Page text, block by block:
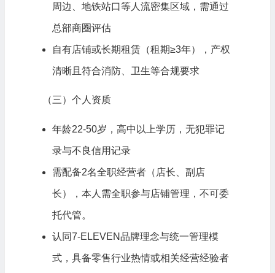
周边、地铁站口等人流密集区域，需通过
总部商圈评估
自有店铺或长期租赁（租期≥3年），产权
清晰且符合消防、卫生等合规要求
（三）个人资质
年龄22-50岁，高中以上学历，无犯罪记
录与不良信用记录
需配备2名全职经营者（店长、副店
长），本人需全职参与店铺管理，不可委
托代管。
认同7-ELEVEN品牌理念与统一管理模
式，具备零售行业热情或相关经营经验者